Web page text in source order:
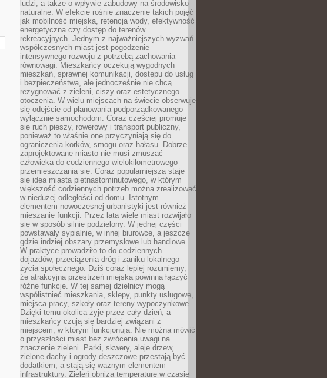
ludzi, a także o wpływie zabudowy na środowisko
naturalne. W efekcie rośnie znaczenie takich pojęć
jak mobilność miejska, retencja wody, efektywność
energetyczna czy dostęp do terenów
rekreacyjnych. Jednym z najważniejszych wyzwań
współczesnych miast jest pogodzenie
intensywnego rozwoju z potrzebą zachowania
równowagi. Mieszkańcy oczekują wygodnych
mieszkań, sprawnej komunikacji, dostępu do usług
i bezpieczeństwa, ale jednocześnie nie chcą
rezygnować z zieleni, ciszy oraz estetycznego
otoczenia. W wielu miejscach na świecie obserwuje
się odejście od planowania podporządkowanego
wyłącznie samochodom. Coraz częściej promuje
się ruch pieszy, rowerowy i transport publiczny,
ponieważ to właśnie one przyczyniają się do
ograniczenia korków, smogu oraz hałasu. Dobrze
zaprojektowane miasto nie musi zmuszać
człowieka do codziennego wielokilometrowego
przemieszczania się. Coraz popularniejsza staje
się idea miasta piętnastominutowego, w którym
większość codziennych potrzeb można zrealizować
w niedużej odległości od domu. Istotnym
elementem nowoczesnej urbanistyki jest również
mieszanie funkcji. Przez lata wiele miast rozwijało
się w sposób silnie podzielony. W jednej części
powstawały sypialnie, w innej biurowce, a jeszcze
gdzie indziej obszary przemysłowe lub handlowe.
W praktyce prowadziło to do codziennych
dojazdów, przeciążenia dróg i zaniku lokalnego
życia społecznego. Dziś coraz lepiej rozumiemy,
że atrakcyjna przestrzeń miejska powinna łączyć
różne funkcje. W tej samej dzielnicy mogą
współistnieć mieszkania, sklepy, punkty usługowe,
miejsca pracy, szkoły oraz tereny wypoczynkowe.
Dzięki temu okolica żyje przez cały dzień, a
mieszkańcy czują się bardziej związani z
miejscem, w którym funkcjonują. Nie można mówić
o przyszłości miast bez zwrócenia uwagi na
znaczenie zieleni. Parki, skwery, aleje drzew,
zielone dachy i ogrody deszczowe przestają być
dodatkiem, a stają się ważnym elementem
infrastruktury. Zieleń obniża temperaturę w czasie